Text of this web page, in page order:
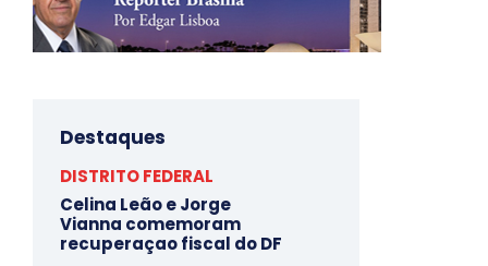
Destaques
DISTRITO FEDERAL
Celina Leão e Jorge
Vianna comemoram
recuperaçao fiscal do DF